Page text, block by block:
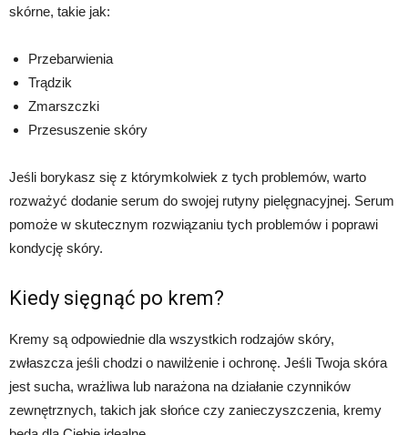
skórne, takie jak:
Przebarwienia
Trądzik
Zmarszczki
Przesuszenie skóry
Jeśli borykasz się z którymkolwiek z tych problemów, warto
rozważyć dodanie serum do swojej rutyny pielęgnacyjnej. Serum
pomoże w skutecznym rozwiązaniu tych problemów i poprawi
kondycję skóry.
Kiedy sięgnąć po krem?
Kremy są odpowiednie dla wszystkich rodzajów skóry,
zwłaszcza jeśli chodzi o nawilżenie i ochronę. Jeśli Twoja skóra
jest sucha, wrażliwa lub narażona na działanie czynników
zewnętrznych, takich jak słońce czy zanieczyszczenia, kremy